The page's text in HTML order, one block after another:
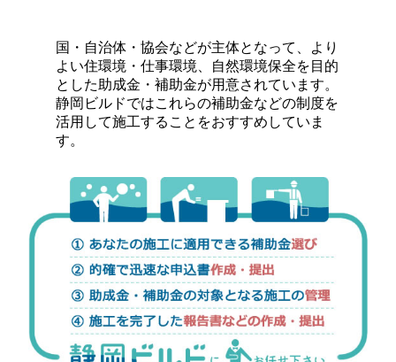
国・自治体・協会などが主体となって、より
よい住環境・仕事環境、自然環境保全を目的
とした助成金・補助金が用意されています。
静岡ビルドではこれらの補助金などの制度を
活用して施工することをおすすめしていま
す。